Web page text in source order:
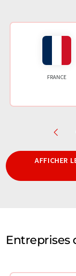
FRANCE
AFFICHER
Entreprises